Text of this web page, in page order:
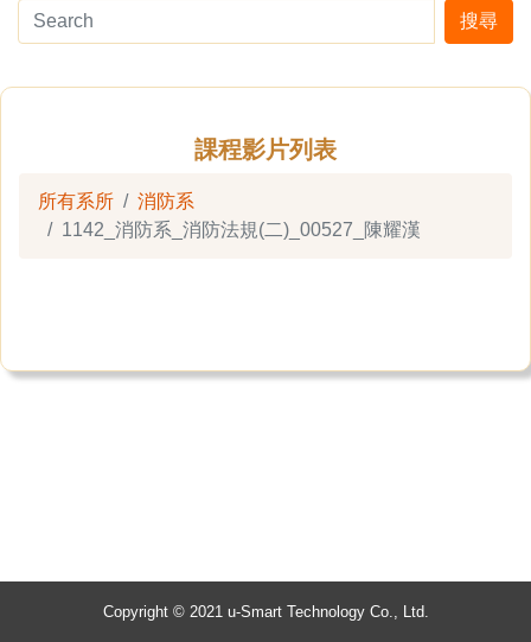
搜尋
課程影片列表
所有系所
消防系
1142_消防系_消防法規(二)_00527_陳耀漢
Copyright © 2021 u-Smart Technology Co., Ltd.